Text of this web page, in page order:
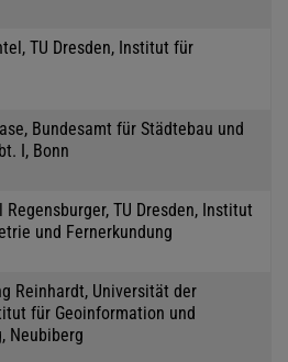
TU Dresden, Institut für
Bundesamt für Städtebau und
I, Bonn
Regensburger, TU Dresden, Institut
und Fernerkundung
Reinhardt, Universität der
für Geoinformation und
Neubiberg